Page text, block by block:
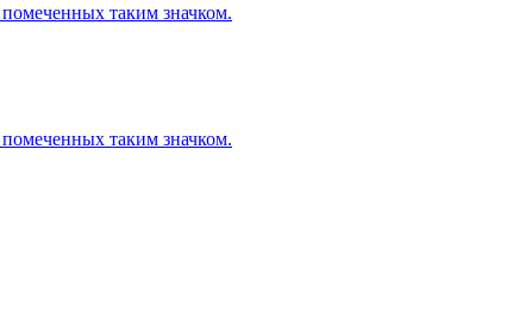
таким значком.
таким значком.